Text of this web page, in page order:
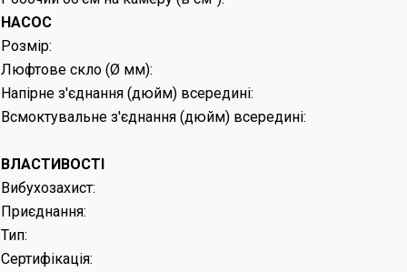
НАСОС
Розмір:
Люфтове скло (Ø мм):
Напірне з'єднання (дюйм) всередині:
Всмоктувальне з'єднання (дюйм) всередині:
ВЛАСТИВОСТІ
Вибухозахист:
Приєднання:
Тип:
Сертифікація: